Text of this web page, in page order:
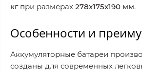
кгпри размерах 278x175x190 мм.
Особенности и
Аккумуляторные батареи
созданы для современных